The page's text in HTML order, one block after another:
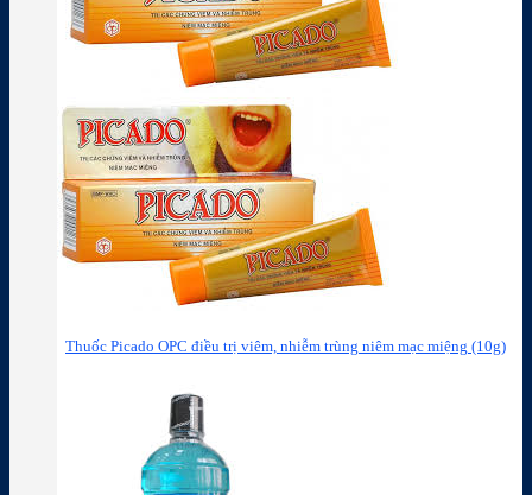
Thuốc Picado OPC điều trị viêm, nhiễm trùng niêm mạc miệng (10g)